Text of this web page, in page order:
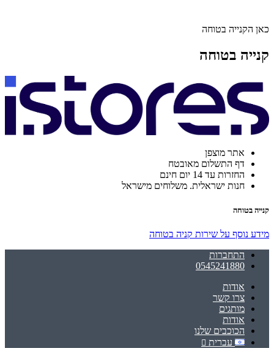
כאן הקנייה בטוחה
קנייה בטוחה
אתר מוצפן
דף התשלום מאובטח
החזרות עד 14 יום חינם
חנות ישראלית. משלוחים מישראל
קנייה בטוחה
מידע נוסף על שירות קניה בטוחה
התחברות
0545241880
אודות
צרו קשר
מותגים
אודות
הכוכבים שלנו
עברית